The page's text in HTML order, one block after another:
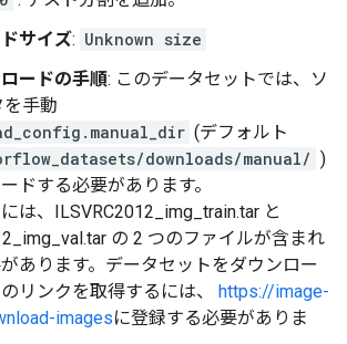
サイズ: Unknown size
ードの手順: このデータセットでは、ソ
を手動
(デフォルト
downloads/manual/ )
ドする必要があります。
は、ILSVRC2012_img_train.tar と
の 2 つのファイルが含まれ
あります。データセットをダウンロー
リンクを取得するには、 https://image-
imagesに登録する必要がありま